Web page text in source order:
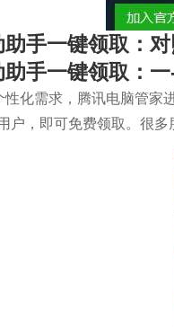
手一键领取：
手一键领取：
性化需求，腾讯电脑管家
户，即可免费领取。很多